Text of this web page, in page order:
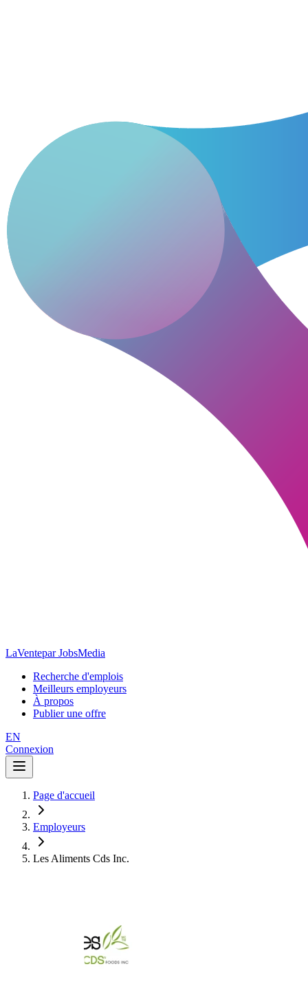
LaVentepar JobsMedia
Recherche d'emplois
Meilleurs employeurs
À propos
Publier une offre
EN
Connexion
Page d'accueil
Employeurs
Les Aliments Cds Inc.